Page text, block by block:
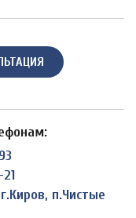
п.Чистые